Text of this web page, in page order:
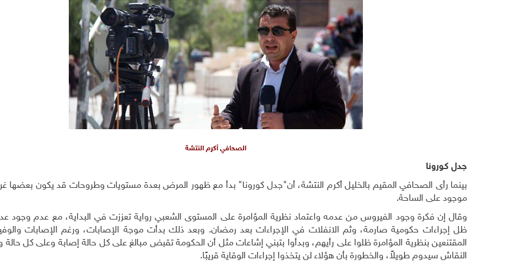
الصحافي أكرم النتشة
جدل كورونا
بينما رأى الصحافي المقيم بالخليل أكرم النتشة، أن"جدل كورونا" بدأ مع ظهور المرض بعدة مستويات وطروحات قد يكون بعضها
موجود على الساحة.
وقال إن فكرة وجود الفيروس من عدمه واعتماد نظرية المؤامرة على المستوى الشعبي رواية تعززت في البداية، مع عدم وجود
ظل إجراءات حكومية صارمة، وثم الانفلات في الإجراءات بعد رمضان. وبعد ذلك بدأت موجة الإصابات، ورغم الإصابات
المقتنعين بنظرية المؤامرة ظلوا على رأيهم، وبدأوا بتبني إشاعات مثل أن الحكومة تقبض مبالغ على كل حالة إصابة وعلى كل حالة
النقاش سيدوم طويلاً، والخطورة بأن هؤلاء لن يتخذوا إجراءات الوقاية قريبًا.